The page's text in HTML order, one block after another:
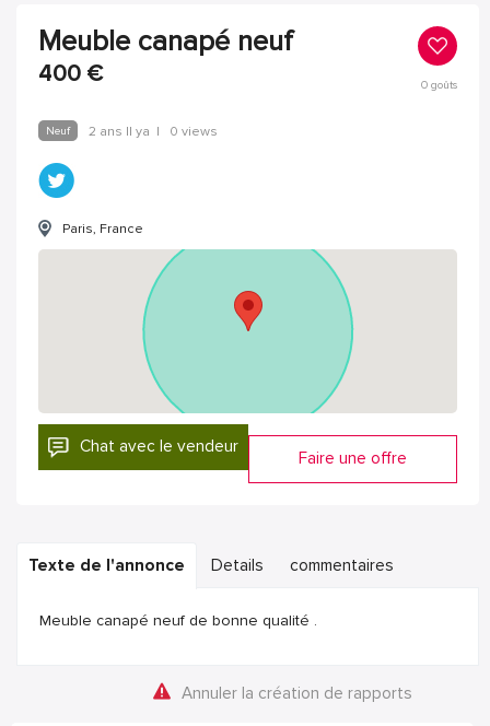
Meuble canapé neuf
400 € 0goûts
Neuf 2 ans Il ya | 0 views
Paris, France
Chat avec le vendeur
Faire une offre
Texte de l'annonce Details commentaires
Meuble canapé neuf de bonne qualité .
Annuler la création de rapports